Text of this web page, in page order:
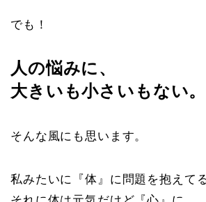
でも！
人の悩みに、
大きいも小さいもない。
そんな風にも思います。
私みたいに『体』に問題を抱えてる